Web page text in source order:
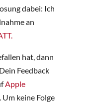
dabei: Ich
an
hat, dann
Feedback
Apple
keine Folge